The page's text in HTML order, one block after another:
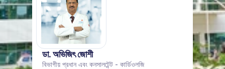
ডা. অভিজিৎ জোশী
বিভাগীয় প্রধান এবং কনসালটেন্ট - কার্ডিওলজি